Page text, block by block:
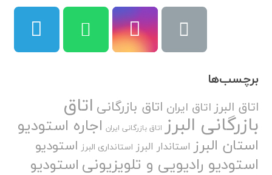
برچسب‌ها
اتاق البرزاتاق ایران اتاق بازرگانی اتاق
بازرگانی البرز اتاق بازرگانی ایران اجاره استودیو
استان البرز استاندار البرز استانداری البرز استودیو
استودیو رادیویی و تلویزیونیاستودیو